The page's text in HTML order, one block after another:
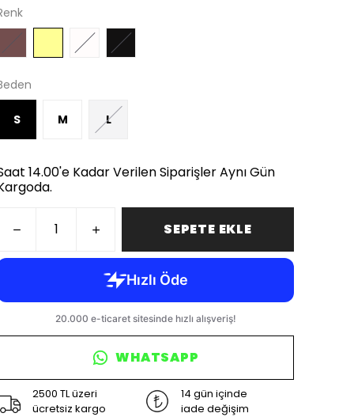
S M L
14.00'e Kadar Verilen Siparişler Aynı Gün
SEPETE EKLE
WHATSAPP
2500 TL üzeri
ücretsiz kargo
14 gün içinde
iade değişim